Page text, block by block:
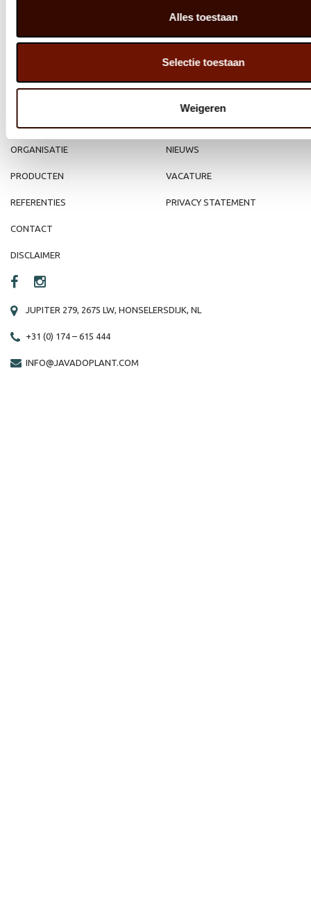
Alles toestaan
Selectie toestaan
Weigeren
MEMBER OFWBEGROUP
ORGANISATIE
PRODUCTEN
REFERENTIES
NIEUWS
VACATURE
PRIVACY STATEMENT
CONTACT
DISCLAIMER
JUPITER 279, 2675 LW, HONSELERSDIJK, NL
+31 (0) 174 – 615 444
INFO@JAVADOPLANT.COM